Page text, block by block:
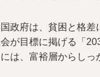
政府は、貧困と格差
が目標に掲げる「
は、富裕層からしっ